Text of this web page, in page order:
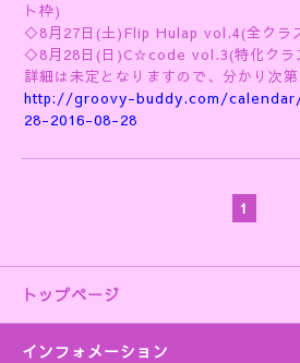
ト枠)
◇8月27日(土)Flip Hulap vol.4(全クラ
◇8月28日(日)C☆code vol.3(特化クラ
詳細は未定となりますので、分かり次第
http://groovy-buddy.com/
28-2016-08-28
1
トップページ
インフォメーション